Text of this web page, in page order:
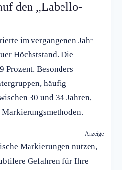
den „Labello-
im vergangenen Jahr
Höchststand. Die
Prozent. Besonders
häufig
30 und 34 Jahren,
Anzeige
Markierungen nutzen,
Gefahren für Ihre